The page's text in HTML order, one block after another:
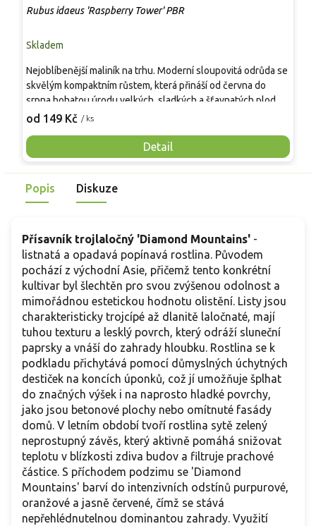
Rubus idaeus 'Raspberry Tower' PBR
Skladem
od 149 Kč / ks
Detail
Nejoblíbenější maliník na trhu. Moderní sloupovitá odrůda se
skvělým kompaktním růstem, která přináší od června do
srpna bohatou úrodu velkých, sladkých a šťavnatých plodů.
Pevné vzpřímené výhony tvoří elegantní habitus bez
Mrazuvzdornost do −25 °C a spolehlivá vitalita z něj dělají
skvělou volbu pro každého pěstitele.
Popis Diskuze
Přísavník trojlaločný 'Diamond Mountains' -
listnatá a opadavá popínavá rostlina. Původem
pochází z východní Asie, přičemž tento konkrétní
kultivar byl šlechtěn pro svou zvýšenou odolnost a
mimořádnou estetickou hodnotu olistění. Listy jsou
charakteristicky trojcípé až dlanitě laločnaté, mají
tuhou texturu a lesklý povrch, který odráží sluneční
paprsky a vnáší do zahrady hloubku. Rostlina se k
podkladu přichytává pomocí důmyslných úchytných
destiček na koncích úponků, což jí umožňuje šplhat
do značných výšek i na naprosto hladké povrchy,
jako jsou betonové plochy nebo omítnuté fasády
domů. V letním období tvoří rostlina sytě zelený
neprostupný závěs, který aktivně pomáhá snižovat
teplotu v blízkosti zdiva budov a filtruje prachové
částice. S příchodem podzimu se 'Diamond
Mountains' barví do intenzivních odstínů purpurové,
oranžové a jasně červené, čímž se stává
nepřehlédnutelnou dominantou zahrady. Využití